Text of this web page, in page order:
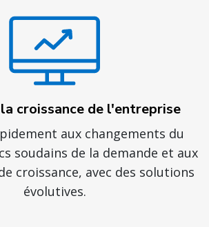
croissance de l'entreprise
aux changements du
soudains de la demande et aux
croissance, avec des solutions
évolutives.